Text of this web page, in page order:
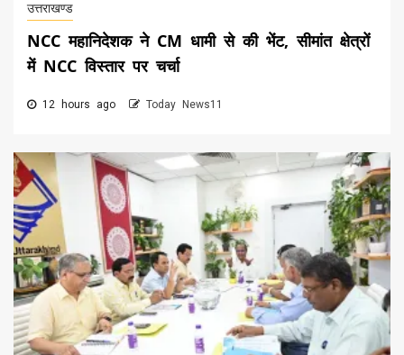
उत्तराखण्ड
NCC महानिदेशक ने CM धामी से की भेंट, सीमांत क्षेत्रों
में NCC विस्तार पर चर्चा
12 hours ago Today News11